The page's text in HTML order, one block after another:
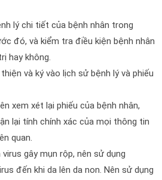
lý chi tiết của bệnh nhân trong
đó, và kiểm tra điều kiện bệnh nhân
hay không.
và ký vào lịch sử bệnh lý và phiếu
xem xét lại phiếu của bệnh nhân,
lại tính chính xác của mọi thông tin
quan.
gây mụn rộp, nên sử dụng
đến khi da lên da non. Nên sử dụng